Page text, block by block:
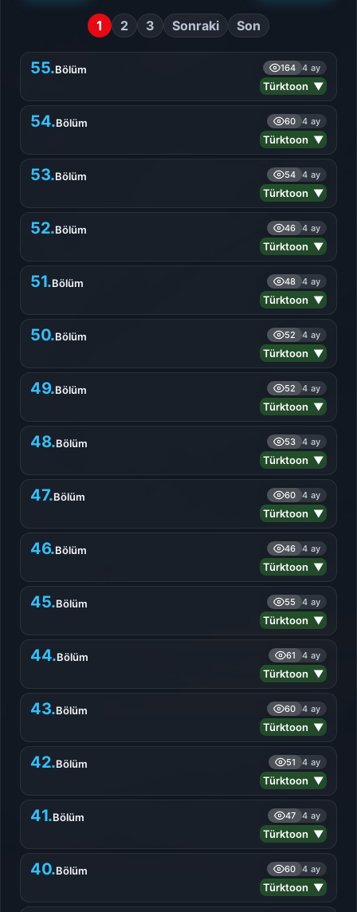
1 2 3 Sonraki Son
55.Bölüm 164 4 ay
Türktoon ▼
54.Bölüm 60 4 ay
Türktoon ▼
53.Bölüm 54 4 ay
Türktoon ▼
52.Bölüm 46 4 ay
Türktoon ▼
51.Bölüm 48 4 ay
Türktoon ▼
50.Bölüm 52 4 ay
Türktoon ▼
49.Bölüm 52 4 ay
Türktoon ▼
48.Bölüm 53 4 ay
Türktoon ▼
47.Bölüm 60 4 ay
Türktoon ▼
46.Bölüm 46 4 ay
Türktoon ▼
45.Bölüm 55 4 ay
Türktoon ▼
44.Bölüm 61 4 ay
Türktoon ▼
43.Bölüm 60 4 ay
Türktoon ▼
42.Bölüm 51 4 ay
Türktoon ▼
41.Bölüm 47 4 ay
Türktoon ▼
40.Bölüm 60 4 ay
Türktoon ▼